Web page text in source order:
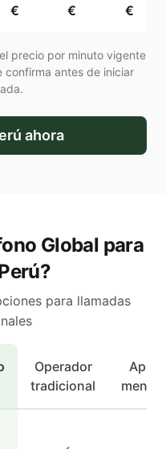
€
€
€
precio por minuto vigente
confirma antes de iniciar
ahora
Global para
para llamadas
Operador
tradicional
Apps